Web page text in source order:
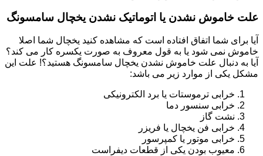
علت خاموش نشدن یا اتوماتیک نشدن یخچال سامسونگ
آیا برای شما اتفاق افتاده است که مشاهده کنید یخچال شما اصلا
خاموش نمی شود یا به قول معروف به صورت یکسره کار می کند؟
آیا به دنبال علت خاموش نشدن یخچال سامسونگ هستید؟! علت این
مشکل یکی از موارد زیر می باشد:
خرابی ترموستات یا برد الکترونیکی
خرابی سنسور دما
نشت گاز
خرابی فن یخچال یا فریزر
خرابی موتور یا کمپرسور
معیوب بودن یکی از قطعات دیفراست